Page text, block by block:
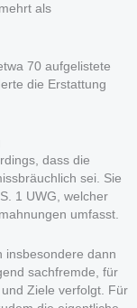
als
70 aufgelistete
die Erstattung
dass die
sei. Sie
1 UWG, welcher
umfasst.
insbesondere dann
sachfremde, für
Ziele verfolgt. Für